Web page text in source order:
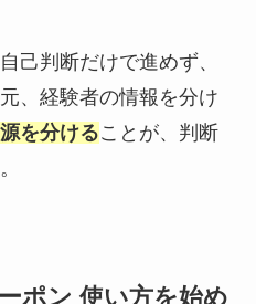
己判断だけで進めず、
、経験者の情報を分け
を分けることが、判断
ポン 使い方を始め